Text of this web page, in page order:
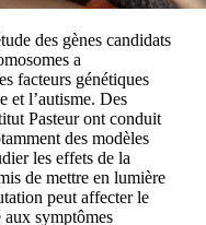
des gènes candidats
a
facteurs génétiques
et l’autisme. Des
Pasteur ont conduit
des modèles
les effets de la
de mettre en lumière
peut affecter le
symptômes